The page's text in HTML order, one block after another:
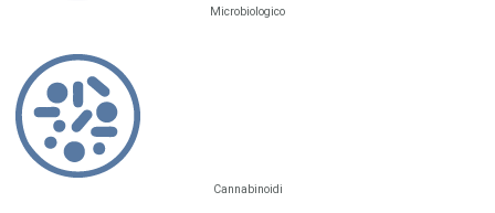
Microbiologico
Cannabinoidi